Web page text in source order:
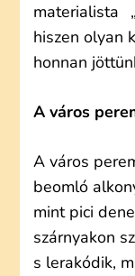
materialista
hiszen olyan
honnan
A város
A város
beomló
mint pici
szárnyakon
s lerakódik,